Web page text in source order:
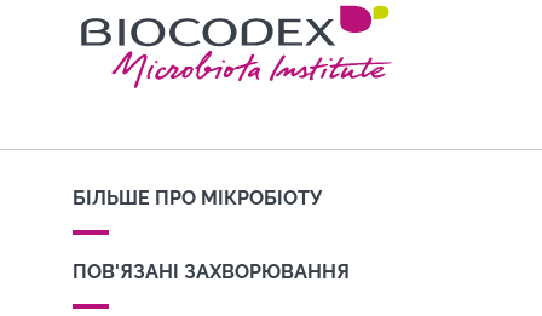
БІЛЬШЕ ПРО МІКРОБІОТУ
ПОВ'ЯЗАНІ ЗАХВОРЮВАННЯ